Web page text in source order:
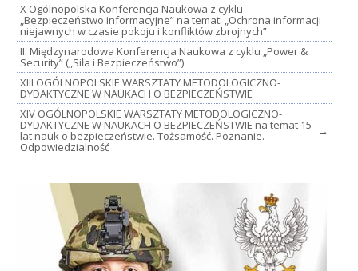
X Ogólnopolska Konferencja Naukowa z cyklu
„Bezpieczeństwo informacyjne” na temat: „Ochrona informacji
niejawnych w czasie pokoju i konfliktów zbrojnych”
II. Międzynarodowa Konferencja Naukowa z cyklu „Power &
Security” („Siła i Bezpieczeństwo”)
XIII OGÓLNOPOLSKIE WARSZTATY METODOLOGICZNO-
DYDAKTYCZNE W NAUKACH O BEZPIECZEŃSTWIE
XIV OGÓLNOPOLSKIE WARSZTATY METODOLOGICZNO-
DYDAKTYCZNE W NAUKACH O BEZPIECZEŃSTWIE na temat 15
lat nauk o bezpieczeństwie. Tożsamość. Poznanie.
Odpowiedzialność
→